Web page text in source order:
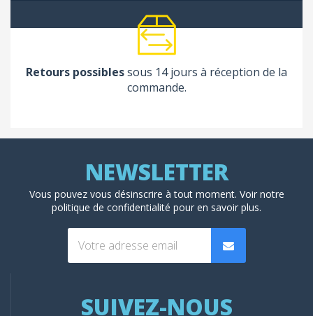
Retours possiblessous 14 jours à réception de la
commande.
Vous pouvez vous désinscrire à tout moment. Voir notre
politique de confidentialité pour en savoir plus.
SUIVEZ-NOUS